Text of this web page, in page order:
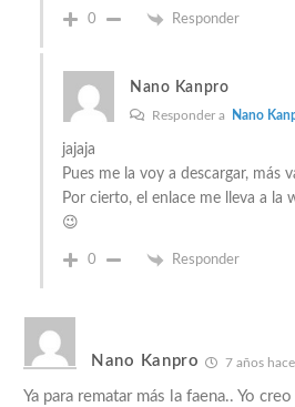
0 Responder
Nano Kanpro
Responder a Nano
jajaja
Pues me la voy a descargar, más
Por cierto, el enlace me lleva a la
😉
0 Responder
Nano Kanpro 7 años hace
Ya para rematar más la faena.. Yo